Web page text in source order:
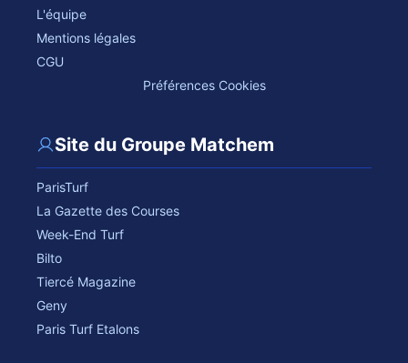
L'équipe
Mentions légales
CGU
Préférences Cookies
Site du Groupe Matchem
ParisTurf
La Gazette des Courses
Week-End Turf
Bilto
Tiercé Magazine
Geny
Paris Turf Etalons